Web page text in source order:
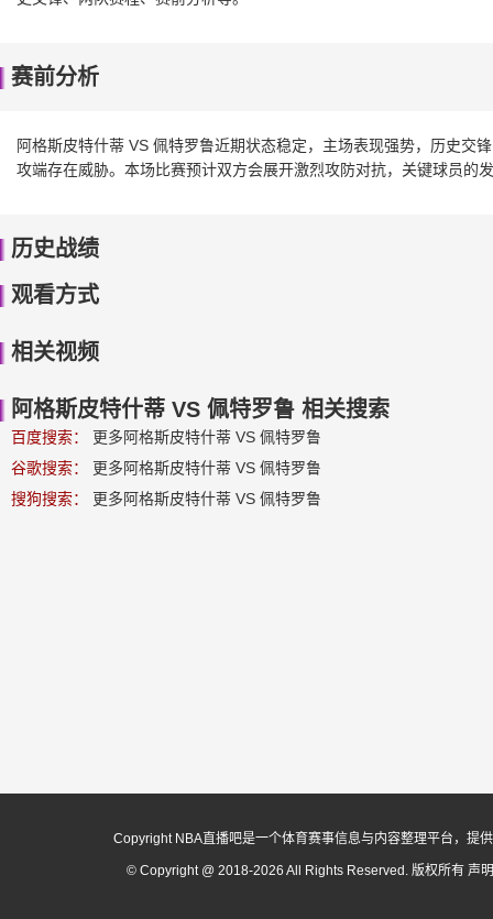
赛前分析
阿格斯皮特什蒂 VS 佩特罗鲁近期状态稳定，主场表现强势，历史交
攻端存在威胁。本场比赛预计双方会展开激烈攻防对抗，关键球员的
历史战绩
观看方式
相关视频
阿格斯皮特什蒂 VS 佩特罗鲁 相关搜索
百度搜索：
更多阿格斯皮特什蒂 VS 佩特罗鲁
谷歌搜索：
更多阿格斯皮特什蒂 VS 佩特罗鲁
搜狗搜索：
更多阿格斯皮特什蒂 VS 佩特罗鲁
Copyright NBA直播吧是一个体育赛事信息与内容整理平台，提
© Copyright @ 2018-2026 All Rights Reserved. 版权所有 声